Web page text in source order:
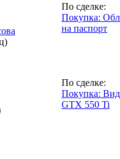
По сделке:
Покупка:
на паспорт
По сделке:
Покупка:
GTX 550 Ti